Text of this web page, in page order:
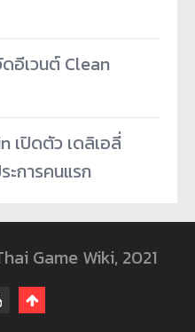
อีเวนต์ Clean
เปิดตัว เดลิเอลี่
การคนแรก
Game Wiki, 2021